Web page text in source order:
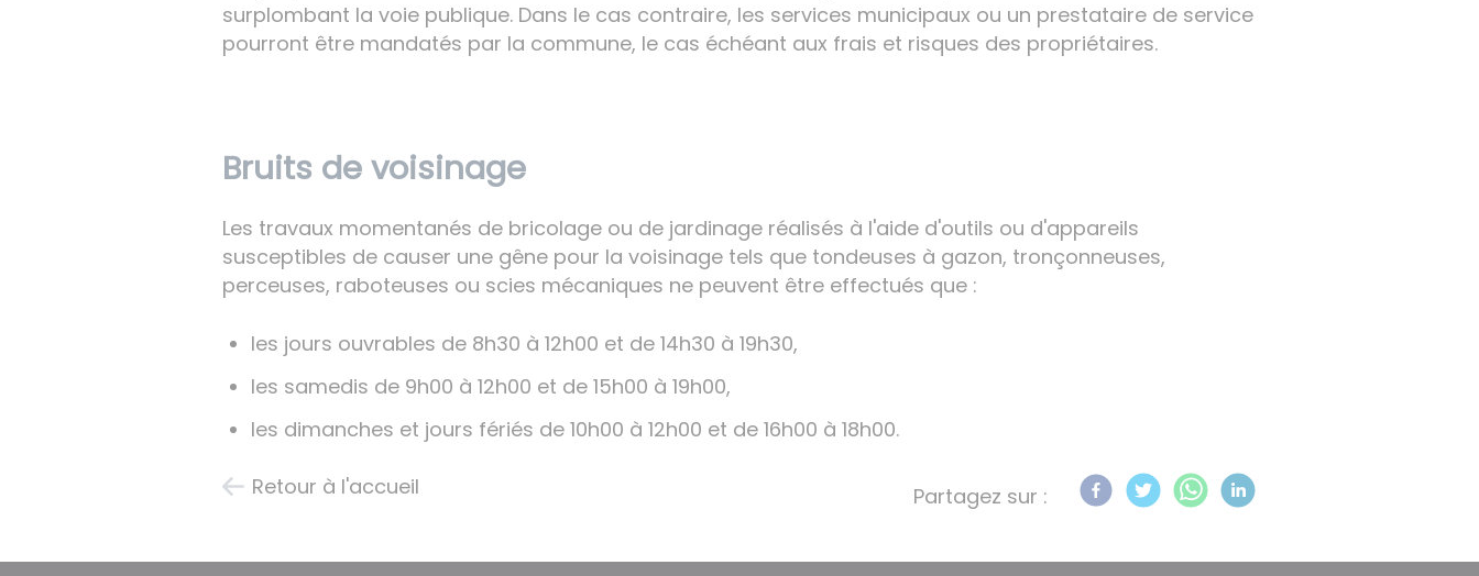
surplombant la voie publique. Dans le cas contraire, les services municipaux ou un prestataire de service
pourront être mandatés par la commune, le cas échéant aux frais et risques des propriétaires.
Bruits de voisinage
Les travaux momentanés de bricolage ou de jardinage réalisés à l'aide d'outils ou d'appareils
susceptibles de causer une gêne pour la voisinage tels que tondeuses à gazon, tronçonneuses,
perceuses, raboteuses ou scies mécaniques ne peuvent être effectués que :
les jours ouvrables de 8h30 à 12h00 et de 14h30 à 19h30,
les samedis de 9h00 à 12h00 et de 15h00 à 19h00,
les dimanches et jours fériés de 10h00 à 12h00 et de 16h00 à 18h00.
Retour à l'accueil Partagez sur :